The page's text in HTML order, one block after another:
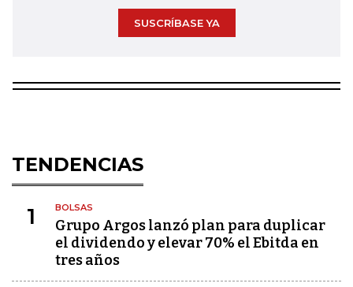
SUSCRÍBASE YA
TENDENCIAS
1 BOLSAS
Grupo Argos lanzó plan para duplicar
el dividendo y elevar 70% el Ebitda en
tres años